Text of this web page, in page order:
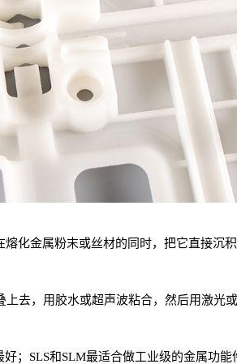
化金属粉末或丝材的同时，把它直接沉
去，用胶水或超声波粘合，然后用激光
；SLS和SLM最适合做工业级的金属功能